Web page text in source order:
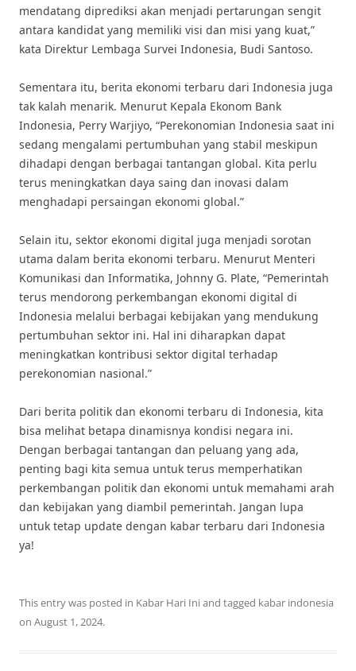
mendatang diprediksi akan menjadi pertarungan sengit
antara kandidat yang memiliki visi dan misi yang kuat,”
kata Direktur Lembaga Survei Indonesia, Budi Santoso.
Sementara itu, berita ekonomi terbaru dari Indonesia juga
tak kalah menarik. Menurut Kepala Ekonom Bank
Indonesia, Perry Warjiyo, “Perekonomian Indonesia saat ini
sedang mengalami pertumbuhan yang stabil meskipun
dihadapi dengan berbagai tantangan global. Kita perlu
terus meningkatkan daya saing dan inovasi dalam
menghadapi persaingan ekonomi global.”
Selain itu, sektor ekonomi digital juga menjadi sorotan
utama dalam berita ekonomi terbaru. Menurut Menteri
Komunikasi dan Informatika, Johnny G. Plate, “Pemerintah
terus mendorong perkembangan ekonomi digital di
Indonesia melalui berbagai kebijakan yang mendukung
pertumbuhan sektor ini. Hal ini diharapkan dapat
meningkatkan kontribusi sektor digital terhadap
perekonomian nasional.”
Dari berita politik dan ekonomi terbaru di Indonesia, kita
bisa melihat betapa dinamisnya kondisi negara ini.
Dengan berbagai tantangan dan peluang yang ada,
penting bagi kita semua untuk terus memperhatikan
perkembangan politik dan ekonomi untuk memahami arah
dan kebijakan yang diambil pemerintah. Jangan lupa
untuk tetap update dengan kabar terbaru dari Indonesia
ya!
This entry was posted in Kabar Hari Iniand tagged kabar indonesia
on August 1, 2024.